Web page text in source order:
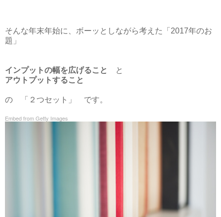
そんな年末年始に、ボーッとしながら考えた「2017年のお
題」
インプットの幅を広げること
と
アウトプットすること
の 「２つセット」 です。
Embed from Getty Images